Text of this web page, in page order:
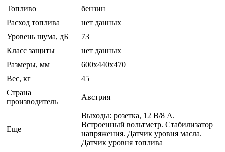
Топливо
бензин
Расход топлива
нет данных
Уровень шума, дБ
73
Класс защиты
нет данных
Размеры, мм
600х440х470
Вес, кг
45
Страна
производитель
Австрия
Еще
Выходы: розетка, 12 В/8 А.
Встроенный вольтметр. Стабилизатор
напряжения. Датчик уровня масла.
Датчик уровня топлива